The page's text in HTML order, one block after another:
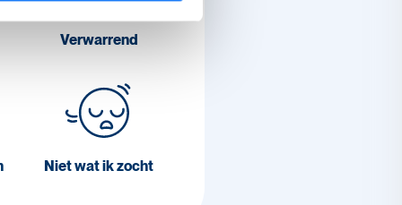
Verwarrend
Niet wat ik zocht